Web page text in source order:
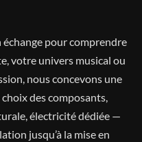
pour comprendre
votre univers musical ou
nous concevons une
des composants,
électricité dédiée —
jusqu’à la mise en